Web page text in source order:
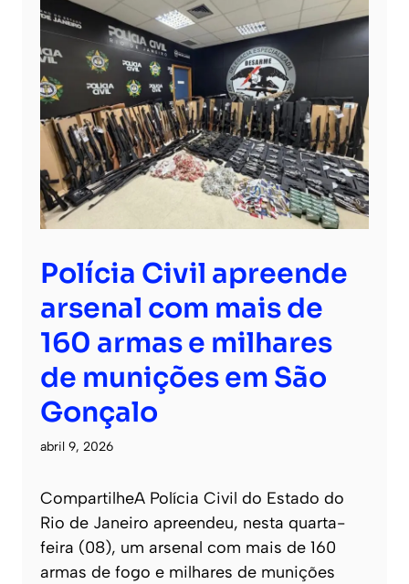
Polícia Civil apreende
arsenal com mais de
160 armas e milhares
de munições em São
Gonçalo
abril 9, 2026
CompartilheA Polícia Civil do Estado do
Rio de Janeiro apreendeu, nesta quarta-
feira (08), um arsenal com mais de 160
armas de fogo e milhares de munições